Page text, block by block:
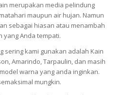
merupakan media pelindung
maupun air hujan. Namun
sebagai hiasan atau menambah
yang Anda tempati.
sering kami gunakan adalah Kain
Amarindo, Tarpaulin, dan masih
warna yang anda inginkan.
mungkin.